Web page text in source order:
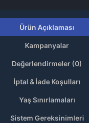
Ürün Açıklaması
Kampanyalar
Değerlendirmeler (0)
İptal & İade Koşulları
Yaş Sınırlamaları
Sistem Gereksinimleri